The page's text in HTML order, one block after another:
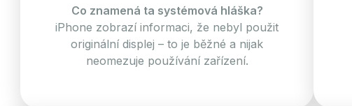
Co znamená ta systémová hláška?
iPhone zobrazí informaci, že nebyl použit
originální displej – to je běžné a nijak
neomezuje používání zařízení.